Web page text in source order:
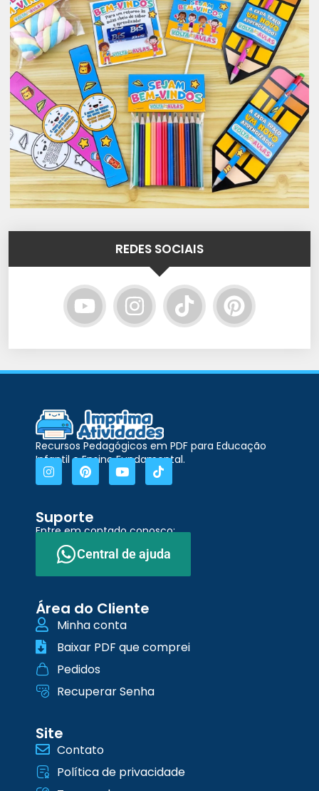
REDES SOCIAIS
Recursos Pedagógicos em PDF para Educação
Infantil e Ensino Fundamental.
Suporte
Entre em contado conosco:
Central de ajuda
Área do Cliente
Minha conta
Baixar PDF que comprei
Pedidos
Recuperar Senha
Site
Contato
Política de privacidade